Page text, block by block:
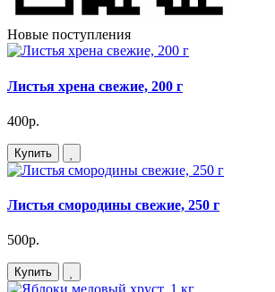
Новые поступления
Листья хрена свежие, 200 г
400р.
Купить
Листья смородины свежие, 250 г
500р.
Купить